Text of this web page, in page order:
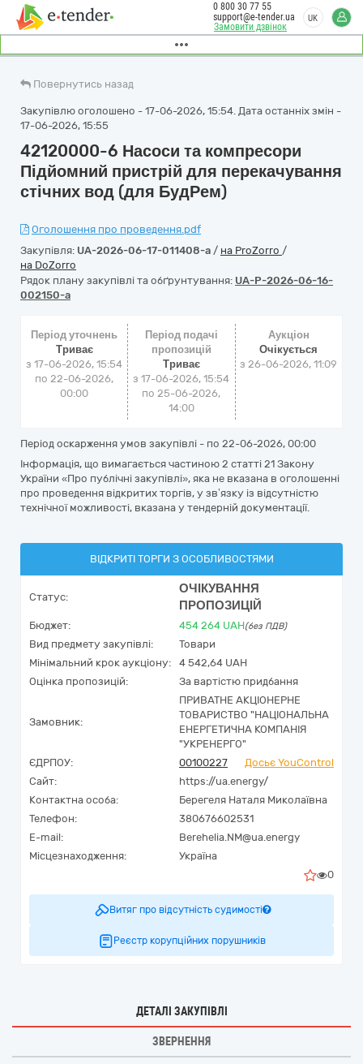
Замовити дзвінок
0 800 30 77 55
support@e-tender.ua
UK
Повернутись назад
Закупівлю оголошено - 17-06-2026, 15:54. Дата останніх змін -
17-06-2026, 15:55
42120000-6 Насоси та компресори
Підйомний пристрій для перекачування
стічних вод (для БудРем)
Оголошення про проведення.pdf
Закупівля: UA-2026-06-17-011408-a / на ProZorro /
на DoZorro
Рядок плану закупівлі та обґрунтування: UA-P-2026-06-16-
002150-a
Період уточнень
Триває
з 17-06-2026, 15:54
по 22-06-2026,
00:00
Період подачі
пропозицій
Триває
з 17-06-2026, 15:54
по 25-06-2026,
14:00
Аукціон
Очікується
з26-06-2026, 11:09
Період оскарження умов закупівлі - по 22-06-2026, 00:00
Інформація, що вимагається частиною 2 статті 21 Закону
України «Про публічні закупівлі», яка не вказана в оголошенні
про проведення відкритих торгів, у зв’язку із відсутністю
технічної можливості, вказана у тендерній документації.
ВІДКРИТІ ТОРГИ З ОСОБЛИВОСТЯМИ
Статус:
ОЧІКУВАННЯ
ПРОПОЗИЦІЙ
Бюджет: 454 264 UAH(без ПДВ)
Вид предмету закупівлі:
Товари
Мінімальний крок аукціону:
4 542,64 UAH
Оцінка пропозицій:
За вартістю придбання
Замовник:
ПРИВАТНЕ АКЦІОНЕРНЕ
ТОВАРИСТВО "НАЦІОНАЛЬНА
ЕНЕРГЕТИЧНА КОМПАНІЯ
"УКРЕНЕРГО"
ЄДРПОУ:
00100227
Досьє YouControl
Сайт:
https://ua.energy/
Контактна особа:
Берегеля Наталя Миколаївна
Телефон:
380676602531
E-mail:
Berehelia.NM@ua.energy
Місцезнаходження:
Україна
0
Витяг про відсутність судимості
Реєстр корупційних порушників
ДЕТАЛІ ЗАКУПІВЛІ
ЗВЕРНЕННЯ